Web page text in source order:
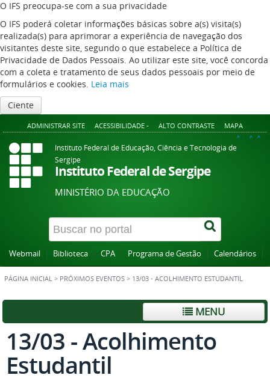
O IFS preocupa-se com a sua privacidade
O IFS poderá coletar informações básicas sobre a(s) visita(s)
realizada(s) para aprimorar a experiência de navegação dos
visitantes deste site, segundo o que estabelece a Política de
Privacidade de Dados Pessoais. Ao utilizar este site, você concorda
com a coleta e tratamento de seus dados pessoais por meio de
formulários e cookies. Leia mais
Ciente
ADMINISTRAR SITE ACESSIBILIDADE - ALTO CONTRASTE MAPA
A+ A A-
Instituto Federal de Educação, Ciência e Tecnologia de
Sergipe
Instituto Federal de Sergipe
MINISTÉRIO DA EDUCAÇÃO
Webmail Biblioteca CPA Programa de Gestão Calendários
PÁGINA INICIAL > PRÓXIMOS EVENTOS > 13/03 - ACOLHIMENTO ESTUDANTIL
MENU
13/03 - Acolhimento
Estudantil